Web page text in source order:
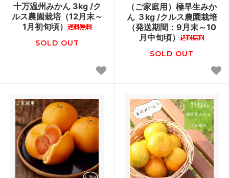
十万温州みかん 3kg /ク
ルス農園栽培（12月末～
1月初旬頃）
SOLD OUT
（ご家庭用）極早生みか
ん ３kg /クルス農園栽培
（発送期間：9月末～10
月中旬頃）
SOLD OUT